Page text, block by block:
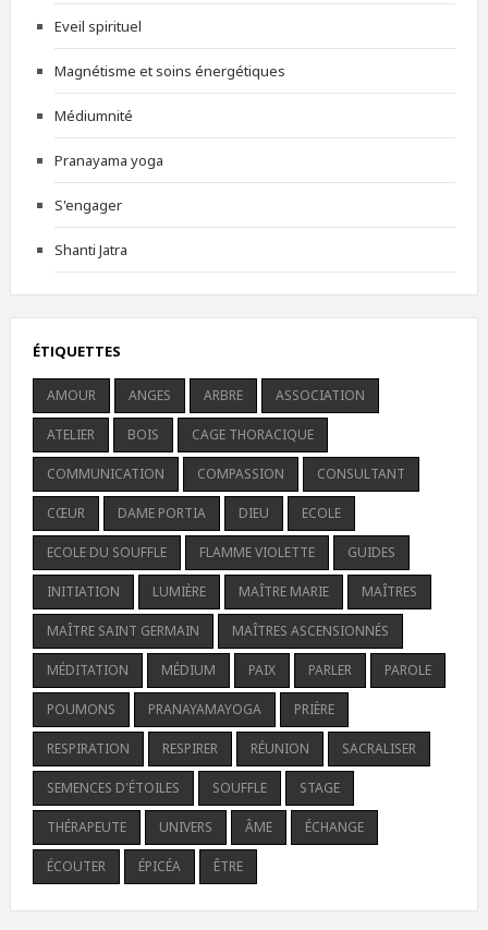
Eveil spirituel
Magnétisme et soins énergétiques
Médiumnité
Pranayama yoga
S'engager
Shanti Jatra
ÉTIQUETTES
AMOUR ANGES ARBRE ASSOCIATION
ATELIER BOIS CAGE THORACIQUE
COMMUNICATION COMPASSION CONSULTANT
CŒUR DAME PORTIA DIEU ECOLE
ECOLE DU SOUFFLE FLAMME VIOLETTE GUIDES
INITIATION LUMIÈRE MAÎTRE MARIE MAÎTRES
MAÎTRE SAINT GERMAIN MAÎTRES ASCENSIONNÉS
MÉDITATION MÉDIUM PAIX PARLER PAROLE
POUMONS PRANAYAMAYOGA PRIÈRE
RESPIRATION RESPIRER RÉUNION SACRALISER
SEMENCES D'ÉTOILES SOUFFLE STAGE
THÉRAPEUTE UNIVERS ÂME ÉCHANGE
ÉCOUTER ÉPICÉA ÊTRE